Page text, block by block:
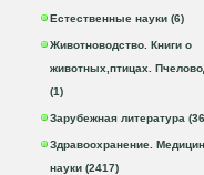
Естественные науки (6)
Животноводство. Книги о
животных,птицах.
(1)
Зарубежная литература
Здравоохранение.
науки (2417)